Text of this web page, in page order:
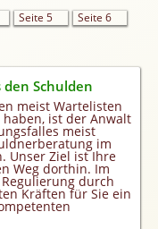
Seite 5
Seite 6
Schulden
meist Wartelisten
ist der Anwalt
meist
im
Unser Ziel ist Ihre
Weg dorthin. Im
durch
Kräften für Sie ein